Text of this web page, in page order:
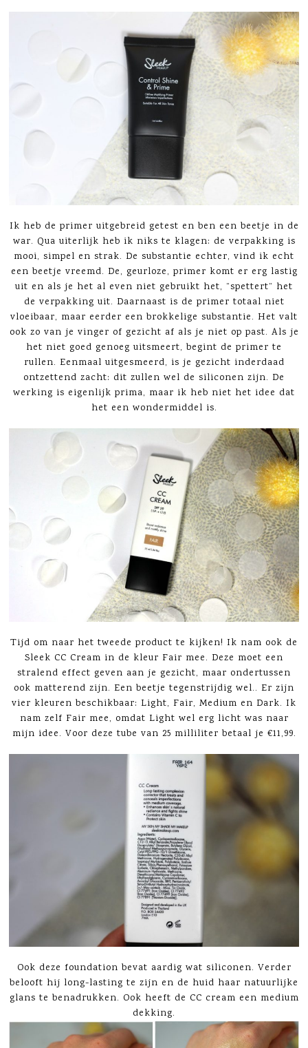
Ik heb de primer uitgebreid getest en ben een beetje in de
war. Qua uiterlijk heb ik niks te klagen: de verpakking is
mooi, simpel en strak. De substantie echter, vind ik echt
een beetje vreemd. De, geurloze, primer komt er erg lastig
uit en als je het al even niet gebruikt het, ”spettert” het
de verpakking uit. Daarnaast is de primer totaal niet
vloeibaar, maar eerder een brokkelige substantie. Het valt
ook zo van je vinger of gezicht af als je niet op past. Als je
het niet goed genoeg uitsmeert, begint de primer te
rullen. Eenmaal uitgesmeerd, is je gezicht inderdaad
ontzettend zacht: dit zullen wel de siliconen zijn. De
werking is eigenlijk prima, maar ik heb niet het idee dat
het een wondermiddel is.
Tijd om naar het tweede product te kijken! Ik nam ook de
Sleek CC Cream in de kleur Fair mee. Deze moet een
stralend effect geven aan je gezicht, maar ondertussen
ook matterend zijn. Een beetje tegenstrijdig wel.. Er zijn
vier kleuren beschikbaar: Light, Fair, Medium en Dark. Ik
nam zelf Fair mee, omdat Light wel erg licht was naar
mijn idee. Voor deze tube van 25 milliliter betaal je €11,99.
Ook deze foundation bevat aardig wat siliconen. Verder
belooft hij long-lasting te zijn en de huid haar natuurlijke
glans te benadrukken. Ook heeft de CC cream een medium
dekking.